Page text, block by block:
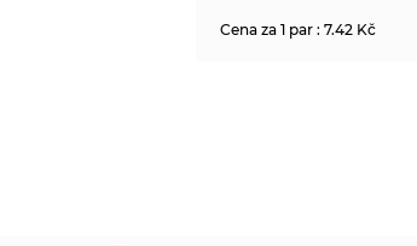
Cena za 1 par : 7.42 Kč